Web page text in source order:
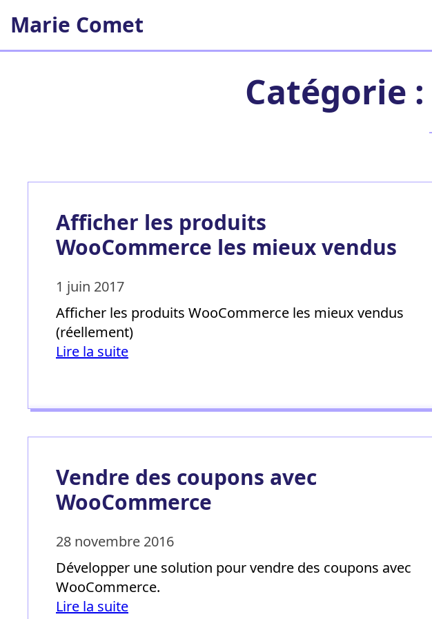
au
contenu
Marie Comet
Catégorie :
Afficher les produits
WooCommerce les mieux vendus
1 juin 2017
Afficher les produits WooCommerce les mieux vendus
(réellement)
Lire la suite
Vendre des coupons avec
WooCommerce
28 novembre 2016
Développer une solution pour vendre des coupons avec
WooCommerce.
Lire la suite